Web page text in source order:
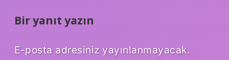
Bir yanıt yazın
E-posta adresiniz yayınlanmayacak.